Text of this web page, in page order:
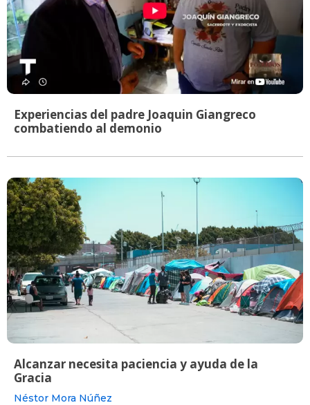
Experiencias del padre Joaquin Giangreco
combatiendo al demonio
Alcanzar necesita paciencia y ayuda de la
Gracia
Néstor Mora Núñez